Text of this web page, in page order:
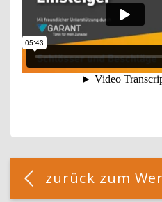
Blöcke
[Cocoon] Custom HTML
zurück zum